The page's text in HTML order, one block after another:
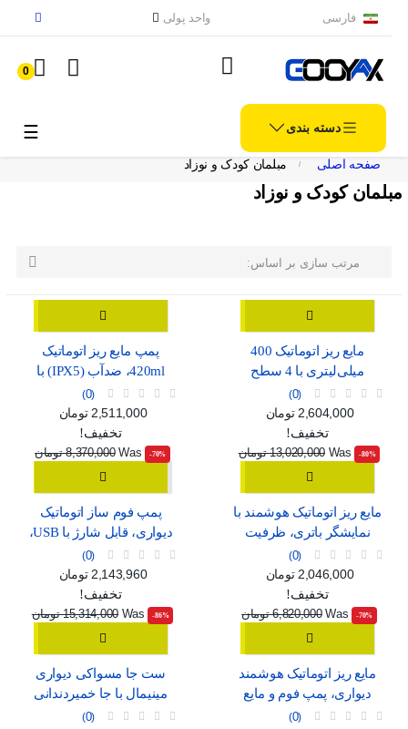
فارسی واحد پولی
0
دسته بندی ☰
صفحه اصلی مبلمان کودک و نوزاد
مبلمان کودک و نوزاد
مرتب سازی بر اساس: 
مایع ریز اتوماتیک 400
میلی‌لیتری با 4 سطح
تنظیم، موجود در دو رنگ
سفید و مشکی
0
قیمت عادی
قیمت
2,604,000 تومان
تخفیف!
‎-80%
Was 13,020,000 تومان
پمپ مایع ریز اتوماتیک
420ml، ضدآب (IPX5) با
C
0
قیمت عادی
قیمت
2,511,000 تومان
تخفیف!
‎-70%
Was 8,370,000 تومان
مایع ریز اتوماتیک هوشمند با
نمایشگر باتری، ظرفیت
420ml و استاندارد ضدآب
IPX5
0
قیمت عادی
قیمت
2,046,000 تومان
تخفیف!
‎-70%
Was 6,820,000 تومان
پمپ فوم ساز اتوماتیک
دیواری، قابل شارژ با USB،
طرح مینیمال سفید و آبی
0
قیمت عادی
قیمت
2,143,960 تومان
تخفیف!
‎-86%
Was 15,314,000 تومان
مایع ریز اتوماتیک هوشمند
دیواری، پمپ فوم و مایع
0
ست جا مسواکی دیواری
مینیمال با جا خمیردندانی
اتوماتیک، لیوان آهنربایی و
0